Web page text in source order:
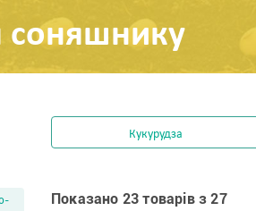
соняшнику
Кукурудза
Показано 23 товарів з 27